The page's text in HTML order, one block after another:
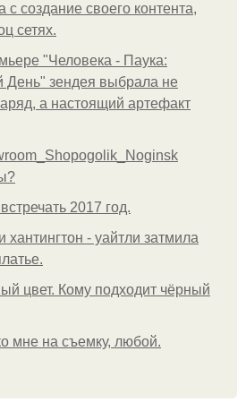
создание своего контента,
сетях.
"Человека - Паука:
зендея выбрала не
а настоящий артефакт
2017 год.
хантингтон - уайтли затмила
цвет. Кому подходит чёрный
мне на съемку, любой.